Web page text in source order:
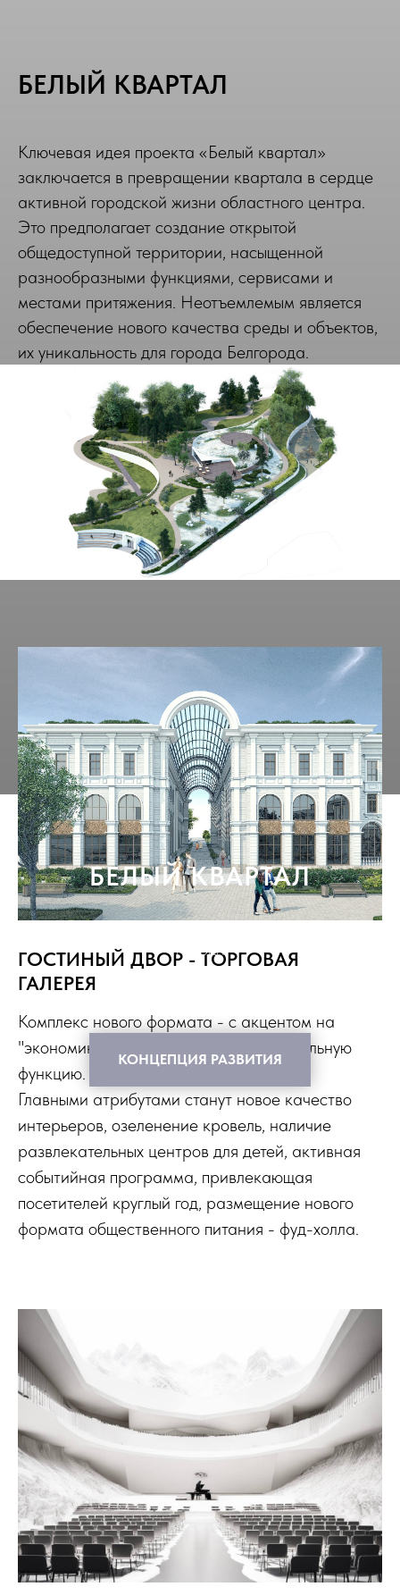
БЕЛЫЙ КВАРТАЛ
ГОРОДА
КОНЦЕПЦИЯ РАЗВИТИЯ
БЕЛЫЙ КВАРТАЛ
Ключевая идея проекта «Белый квартал»
заключается в превращении квартала в сердце
активной городской жизни областного центра.
Это предполагает создание открытой
общедоступной территории, насыщенной
разнообразными функциями, сервисами и
местами притяжения. Неотъемлемым является
обеспечение нового качества среды и объектов,
их уникальность для города Белгорода.
ГОСТИНЫЙ ДВОР - ТОРГОВАЯ
ГАЛЕРЕЯ
Комплекс нового формата - с акцентом на
"экономику впечатлений" и развлекательную
функцию.
Главными атрибутами станут новое качество
интерьеров, озеленение кровель, наличие
развлекательных центров для детей, активная
событийная программа, привлекающая
посетителей круглый год, размещение нового
формата общественного питания - фуд-холла.